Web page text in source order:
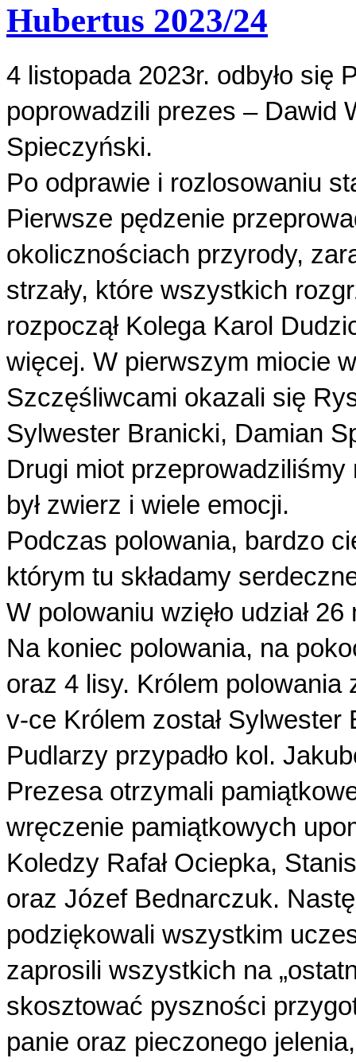
Hubertus 2023/24
4 listopada 2023r. odbyło się
poprowadzili prezes – Dawid
Spieczyński.
Po odprawie i rozlosowaniu
Pierwsze pędzenie
okolicznościach przyrody,
strzały, które wszystkich
rozpoczął Kolega Karol
więcej. W pierwszym miocie
Szczęśliwcami okazali się
Sylwester Branicki, Damian
Drugi miot
był zwierz i wiele emocji.
Podczas polowania, bardzo
którym tu składamy
W polowaniu wzięło udział
Na koniec polowania, na
oraz 4 lisy. Królem polowania
v-ce Królem został
Pudlarzy przypadło kol.
Prezesa otrzymali
wręczenie pamiątkowych
Koledzy Rafał Ociepka,
oraz Józef Bednarczuk.
podziękowali wszystkim
zaprosili wszystkich na
skosztować pyszności
panie oraz pieczonego